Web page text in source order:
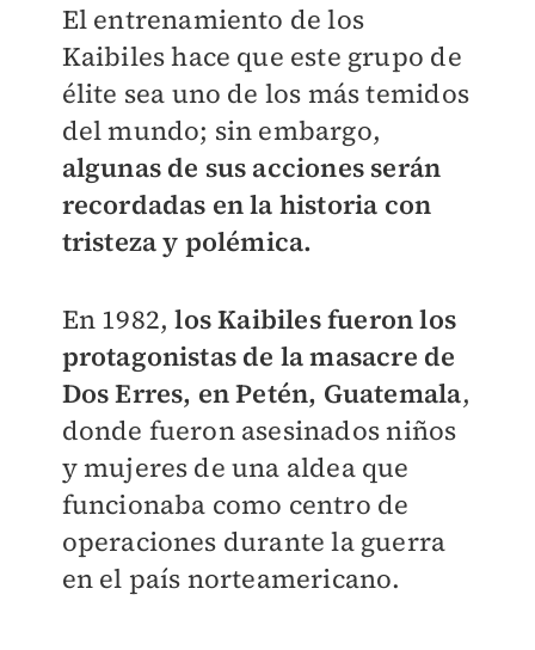
El entrenamiento de los
Kaibiles hace que este grupo de
élite sea uno de los más temidos
del mundo; sin embargo,
algunas de sus acciones serán
recordadas en la historia con
tristeza y polémica.
En 1982,los Kaibiles fueron los
protagonistas de la masacre de
Dos Erres, en Petén, Guatemala,
donde fueron asesinados niños
y mujeres de una aldea que
funcionaba como centro de
operaciones durante la guerra
en el país norteamericano.